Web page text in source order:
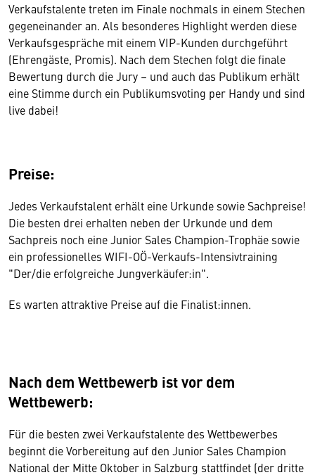
Verkaufstalente treten im Finale nochmals in einem Stechen
gegeneinander an. Als besonderes Highlight werden diese
Verkaufsgespräche mit einem VIP-Kunden durchgeführt
(Ehrengäste, Promis). Nach dem Stechen folgt die finale
Bewertung durch die Jury – und auch das Publikum erhält
eine Stimme durch ein Publikumsvoting per Handy und sind
live dabei!
Preise:
Jedes Verkaufstalent erhält eine Urkunde sowie Sachpreise!
Die besten drei erhalten neben der Urkunde und dem
Sachpreis noch eine Junior Sales Champion-Trophäe sowie
ein professionelles WIFI-OÖ-Verkaufs-Intensivtraining
"Der/die erfolgreiche Jungverkäufer:in".
Es warten attraktive Preise auf die Finalist:innen.
Nach dem Wettbewerb ist vor dem
Wettbewerb:
Für die besten zwei Verkaufstalente des Wettbewerbes
beginnt die Vorbereitung auf den Junior Sales Champion
National der Mitte Oktober in Salzburg stattfindet (der dritte